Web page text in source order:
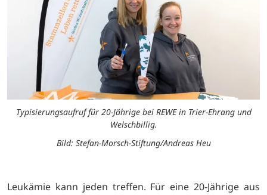
Typisierungsaufruf für 20-Jährige bei REWE in Trier-Ehrang und
Welschbillig.
Bild: Stefan-Morsch-Stiftung/Andreas Heu
Leukämie kann jeden treffen. Für eine 20-Jährige aus